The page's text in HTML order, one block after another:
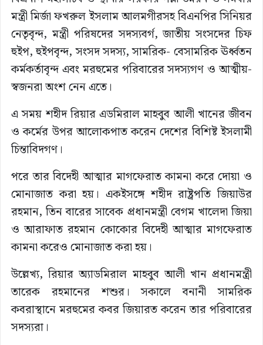
মন্ত্রী মির্জা ফখরুল ইসলাম আলমগীরসহ বিএনপির সিনিয়র
নেতৃবৃন্দ, মন্ত্রী পরিষদের সদস্যবর্গ, জাতীয় সংসদের চিফ
হুইপ, হুইপবৃন্দ, সংসদ সদস্য, সামরিক- বেসামরিক ঊর্ধ্বতন
কর্মকর্তাবৃন্দ এবং মরহুমের পরিবারের সদস্যগণ ও আত্মীয়-
স্বজনরা অংশ নেন এতে।
এ সময় শহীদ রিয়ার এডমিরাল মাহবুব আলী খানের জীবন
ও কর্মের উপর আলোকপাত করেন দেশের বিশিষ্ট ইসলামী
চিন্তাবিদগণ।
পরে তার বিদেহী আত্মার মাগফেরাত কামনা করে দোয়া ও
মোনাজাত করা হয়। একইসঙ্গে শহীদ রাষ্ট্রপতি জিয়াউর
রহমান, তিন বারের সাবেক প্রধানমন্ত্রী বেগম খালেদা জিয়া
ও আরাফাত রহমান কোকোর বিদেহী আত্মার মাগফেরাত
কামনা করেও মোনাজাত করা হয়।
উল্লেখ্য, রিয়ার অ্যাডমিরাল মাহবুব আলী খান প্রধানমন্ত্রী
তারেক রহমানের শশুর। সকালে বনানী সামরিক
কবরাস্থানে মরহুমের কবর জিয়ারত করেন তার পরিবারের
সদস্যরা।